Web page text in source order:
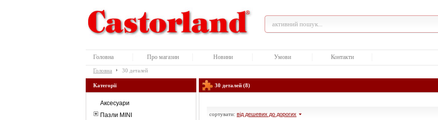
Головна Про магазин Новини Умови Контакти
Головна 30 деталей
Категорії
Аксесуари
Пазли MINI
30 деталей (8)
сортувати: від дешевих до дорогих